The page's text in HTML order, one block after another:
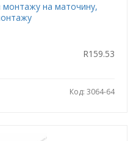
монтажу на маточину,
R159.53
Код: 3064-64